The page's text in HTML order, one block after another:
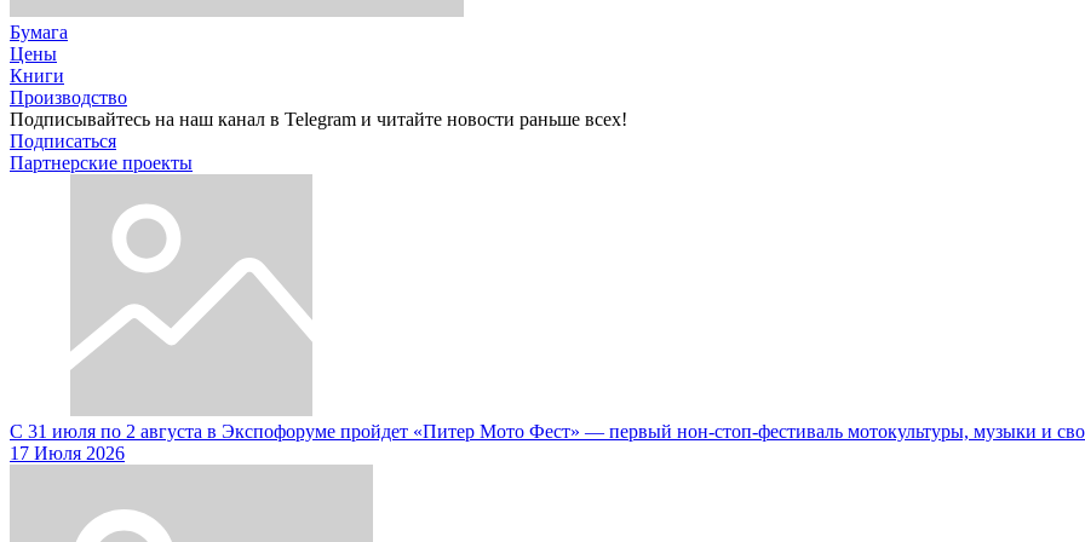
Бумага
Цены
Книги
Производство
Подписывайтесь на наш канал в Telegram и читайте новости раньше всех!
Подписаться
Партнерские проекты
С 31 июля по 2 августа в Экспофоруме пройдет «Питер Мото Фест» — первый нон-стоп-фестиваль мотокультуры, музыки и
17 Июля 2026